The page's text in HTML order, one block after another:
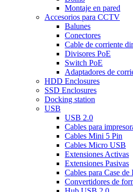
Montaje en pared
Accesorios para CCTV
Balunes
Conectores
Cable de corriente
Divisores PoE
Switch PoE
Adaptadores de
HDD Enclosures
SSD Enclosures
Docking station
USB
USB 2.0
Cables para
Cables Mini 5 Pin
Cables Micro USB
Extensiones Activas
Extensiones Pasivas
Cables para Case
Convertidores de